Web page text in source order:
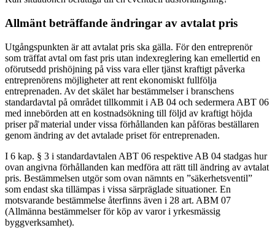
Allmänt beträffande ändringar av avtalat pris
Utgångspunkten är att avtalat pris ska gälla. För den entreprenör
som träffat avtal om fast pris utan indexreglering kan emellertid en
oförutsedd prishöjning på viss vara eller tjänst kraftigt påverka
entreprenörens möjligheter att rent ekonomiskt fullfölja
entreprenaden. Av det skälet har bestämmelser i branschens
standardavtal på området tillkommit i AB 04 och sedermera ABT 06
med innebörden att en kostnadsökning till följd av kraftigt höjda
priser på̊ material under vissa förhållanden kan påföras beställaren
genom ändring av det avtalade priset för entreprenaden.
I 6 kap. § 3 i standardavtalen ABT 06 respektive AB 04 stadgas hur
ovan angivna förhållanden kan medföra att rätt till ändring av avtalat
pris. Bestämmelsen utgör som ovan nämnts en ”säkerhetsventil”
som endast ska tillämpas i vissa särpräglade situationer. En
motsvarande bestämmelse återfinns även i 28 art. ABM 07
(Allmänna bestämmelser för köp av varor i yrkesmässig
byggverksamhet).